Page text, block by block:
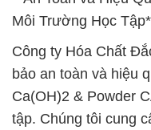
Môi Trường Học
Công ty Hóa Chất
bảo an toàn và hiệu
Ca(OH)2 & Powder
tập. Chúng tôi cung